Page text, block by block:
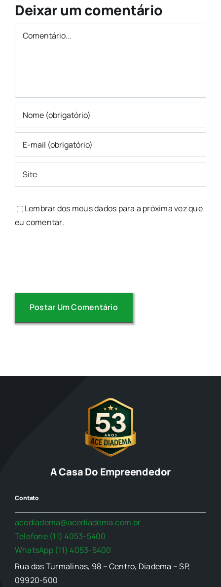
Deixar um comentário
Comentário
Lembrar dos meus dados para a próxima vez que
eu comentar.
A Casa Do Empreendedor
Contato
acediadema@acediadema.com.br
Telefone (11) 4053-5400
WhatsApp (11) 4053-5400
Rua das Turmalinas, 98 – Centro, Diadema – SP,
09920-500